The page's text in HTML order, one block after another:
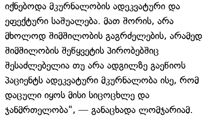
იქნებოდა მკურნალობის ადეკვატური და
ეფექტური საშუალება. მათ შორის, არა
მხოლოდ შიმშილობის გაგრძელების, არამედ
შიმშილობის შეწყვეტის პირობებშიც
შესაძლებელია თუ არა ადგილზე გაეწიოს
პაციენტს ადეკვატური მკურნალობა ისე, რომ
დაცული იყოს მისი სიცოცხლე და
ჯანმრთელობა", — განაცხადა ლომჯარიამ.